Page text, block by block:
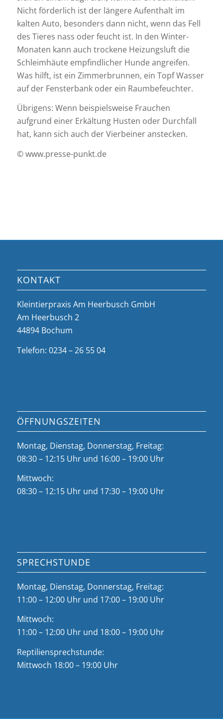
Nicht förderlich ist der längere Aufenthalt im
kalten Auto, besonders dann nicht, wenn das Fell
des Tieres nass oder feucht ist. In den Winter-
Monaten kann auch trockene Heizungsluft die
Schleimhäute empfindlicher Hunde angreifen.
Was hilft, ist ein Zimmerbrunnen, ein Topf Wasser
auf der Fensterbank oder ein Raumbefeuchter.
Übrigens: Wenn beispielsweise Frauchen
aufgrund einer Erkältung Husten oder Durchfall
hat, kann sich auch der Vierbeiner anstecken.
© www.presse-punkt.de
KONTAKT
Kleintierpraxis Am Heerbusch GmbH
Am Heerbusch 2
44894 Bochum
Telefon: 0234 – 26 55 04
ÖFFNUNGSZEITEN
Montag, Dienstag, Donnerstag, Freitag:
08:30 – 12:15 Uhr und 16:00 – 19:00 Uhr
Mittwoch:
08:30 – 12:15 Uhr und 17:30 – 19:00 Uhr
SPRECHSTUNDE
Montag, Dienstag, Donnerstag, Freitag:
11:00 – 12:00 Uhr und 17:00 – 19:00 Uhr
Mittwoch:
11:00 – 12:00 Uhr und 18:00 – 19:00 Uhr
Reptiliensprechstunde:
Mittwoch 18:00 – 19:00 Uhr